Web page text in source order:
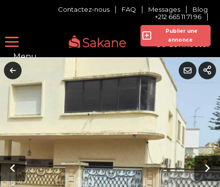
Blog
Messages
FAQ
Contactez-nous
+212 665 11 71 96
Menu
Se Connecter
Publier une
annonce